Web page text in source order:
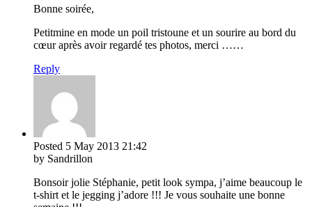
Bonne soirée,
Petitmine en mode un poil tristoune et un sourire au bord du
cœur après avoir regardé tes photos, merci ……
Reply
Posted 5 May 2013 21:42
by Sandrillon
Bonsoir jolie Stéphanie, petit look sympa, j’aime beaucoup le
t-shirt et le jegging j’adore !!! Je vous souhaite une bonne